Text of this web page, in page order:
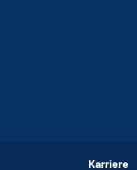
Karriere